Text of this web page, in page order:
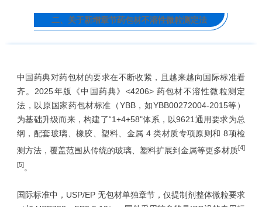
二、关于新增章节药包材不溶性微粒测定法
中国药典对药包材的要求在不断收紧，且越来越向国际标准看
齐。2025年版《中国药典》<4206> 药包材不溶性微粒测定
法，以原国家药包材标准（YBB，如YBB00272004-2015等）
为基础升级而来，构建了“1+4+58"体系，以9621通用要求为总
纲，配套玻璃、橡胶、塑料、金属 4 类材质专项原则和 8项检
测方法，覆盖范围从传统的玻璃、塑料扩展到金属等更多材质[4]
[5]。
国际标准中，USP/EP 无包材单独章节，仅提制剂整体微粒要求